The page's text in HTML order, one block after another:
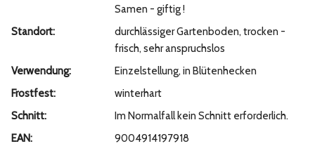
Samen - giftig !
Standort:
durchlässiger Gartenboden, trocken -
frisch, sehr anspruchslos
Verwendung:
Einzelstellung, in Blütenhecken
Frostfest:
winterhart
Schnitt:
Im Normalfall kein Schnitt erforderlich.
EAN:
9004914197918